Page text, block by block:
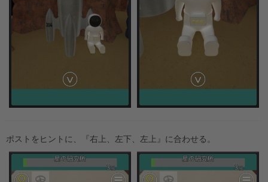
ポストをヒントに、『右上、左下、左上』に合わせる。